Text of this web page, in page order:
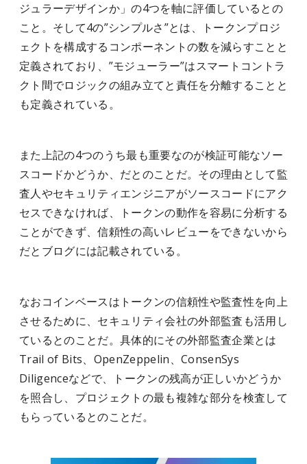
ジュラーデザインか」の4つを軸に評価しているとの
こと。そして4の”シンプルさ”とは、トークンプロジ
ェクトを構成するコンポーネントの数を減らすことと
定義されており、”モジューラー”はスマートコントラ
クト間でロジックの組み立てと責任を分離することと
も定義されている。
また上記の4つのうち最も重要なのが検証可能なソー
スコードかどうか、だとのことだ。その理由として監
査人やセキュリティエンジニアがソースコードにアク
セスできなければ、トークンの動作を容易に分析する
ことができず、信頼性の高いレビューをできないから
だとブログには記載されている。
なおコインベースはトークンの信頼性や監査性を向上
させるために、セキュリティ会社の外部監査も活用し
ているとのことだ。具体的にその外部監査企業とは
Trail of Bits、OpenZeppelin、ConsenSys
Diligenceなどで、トークンの残高が正しいかどうか
を照合し、プロジェクトの最も複雑な部分を検査して
もらっているとのことだ。